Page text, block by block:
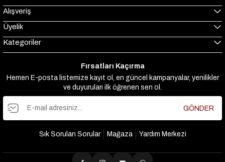
Alışveriş
Üyelik
Kategoriler
Fırsatları Kaçırma
Hemen E-posta listemize kayıt ol, en güncel kampanyalar, yenilikler
ve duyuruları ilk öğrenen sen ol.
GÖNDER
Sık Sorulan Sorular Mağaza Yardım Merkezi